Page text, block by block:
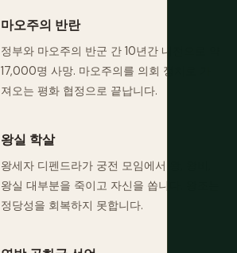
마오주의 반란
정부와 마오주의 반군 간 10년간 내전으로 약
17,000명 사망. 마오주의를 의회 정치로 가
져오는 평화 협정으로 끝납니다.
왕실 학살
왕세자 디펜드라가 궁전 모임에서 왕, 왕비,
왕실 대부분을 죽이고 자신을 쏩니다. 왕조는
정당성을 회복하지 못합니다.